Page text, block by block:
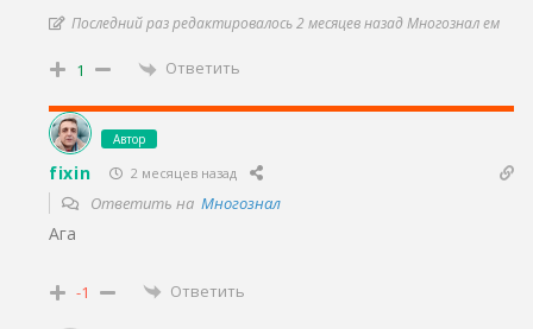
Последний раз редактировалось 2 месяцев назад Многознал ем
1 Ответить
Автор
fixin 2 месяцев назад
Ответить на Многознал
Ага
-1 Ответить